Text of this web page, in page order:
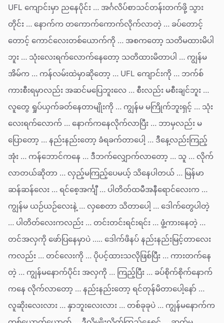
UFL ကျောင်းမှာ ညနေပိုင်း … အင်္ဂလိပ်စာသင်တန်းတက်ဖို့ သွား
တိုင်း … နောက်က တကောက်ကောက်လိုက်လာတဲ့ … ခပ်တောင့်
တောင့် ကောင်လေးတစ်ယောက်ကို … အစကတော့ သတိမထားမိပါ
ဘူး … သုံးလေးရက်လောက်နေတော့ သတိထားမိတာပါ … ကျွန်မ
အိမ်က … ကန်လမ်းထဲမှာဆိုတော့ … UFL ကျောင်းကို … ဘက်စ်
ကားစီးရမှာလည်း အဆင်မပြေဘူးလေ … စီးလည်း မစီးချင်ဘူး …
လူတွေ ရှုပ်ယှက်ခတ်နေတာမျိုးကို … ကျွန်မ မကြိုက်ဘူးရှင့် … သုံး
လေးရက်လောက် … နောက်ကနေလိုက်လာပြီး … ဘာမှလည်း မ
ပြောတော့ … နည်းနည်းတော့ ခံရခက်တာပေါ့ … ဒီနေ့လည်းကြည့်
အုံး … ကန်ဘောင်ကနေ … ဒီဘက်လျှောက်လာတော့ … သူ … လိုက်
လာတယ်ဆိုတာ … လှည့်မကြည့်ပေမယ့် သိနေပါတယ် … မြန်မာ
ဆန်ဆန်လေး … ရင်စေ့အင်္ကျီ … ပါတိတ်ထမီအနီရောင်လေးက …
ကျွန်မ ယဉ်ယဉ်လေးနဲ့ … လှစေတာ သိတာပေါ့ … ဒေါက်တွေပါတဲ့
… ပါတိတ်လေးကလည်း … တင်းတင်းရင်းရင်း … ဖွံ့ကားနေတဲ့ …
တင်အလှကို ဖော်ပြနေမှာပဲ ….. ဒေါက်ဖိနပ် နည်းနည်းမြင့်တာလေး
ကလည်း … တင်လေးကို … ပိုပင့်ထားသလိုဖြစ်ပြီး … ကားတက်နေ
တဲ့ … ကျွန်မနောက်ပိုင်း အလှကို … ကြည့်ပြီး … ခပ်စိုက်စိုက်နောက်
ကနေ လိုက်လာတော့ … နည်းနည်းတော့ ရင်တုန်မိတာပေါ့နော် …
လူဆိုးလေးလား … နှာဘူးလေးလား … တစ်ခုခုပဲ … ကျွန်မနောက်က